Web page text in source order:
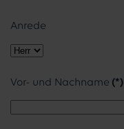
Anrede
Vor- und Nachname (*)